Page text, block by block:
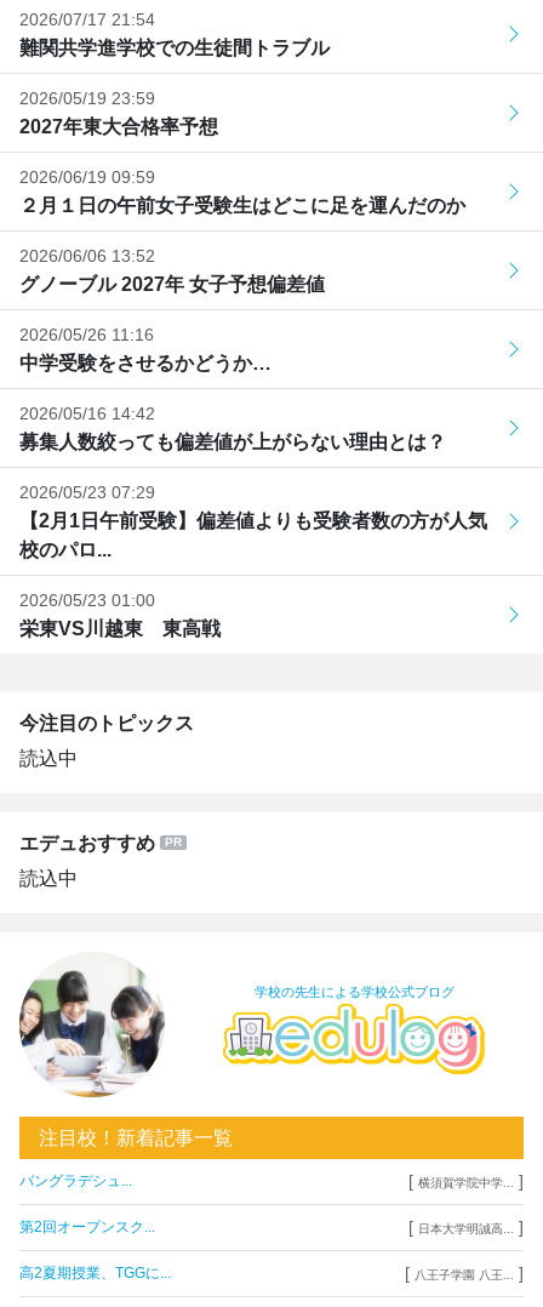
2026/07/17 21:54
難関共学進学校での生徒間トラブル
2026/05/19 23:59
2027年東大合格率予想
2026/06/19 09:59
２月１日の午前女子受験生はどこに足を運んだのか
2026/06/06 13:52
グノーブル 2027年 女子予想偏差値
2026/05/26 11:16
中学受験をさせるかどうか…
2026/05/16 14:42
募集人数絞っても偏差値が上がらない理由とは？
2026/05/23 07:29
【2月1日午前受験】偏差値よりも受験者数の方が人気
校のパロ...
2026/05/23 01:00
栄東VS川越東 東高戦
今注目のトピックス
読込中
エデュおすすめ
読込中
学校の先生による学校公式ブログ
注目校！新着記事一覧
バングラデシュ... [ 横須賀学院中学... ]
第2回オープンスク... [ 日本大学明誠高... ]
高2夏期授業、TGGに... [ 八王子学園 八王... ]